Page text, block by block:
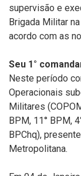
supervisão e
Brigada Militar
acordo com as
Seu 1°
Neste período
Operacionais
Militares
BPM, 11° BPM,
BPChq),
Metropolitana.